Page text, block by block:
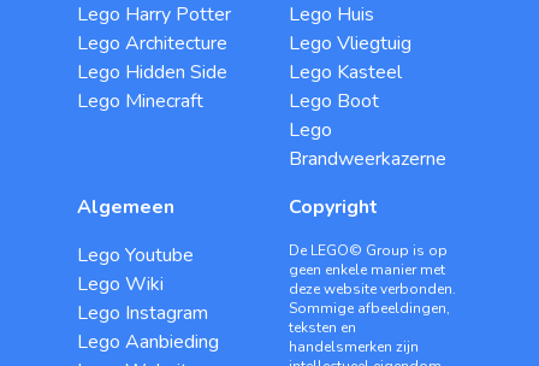
Lego Harry Potter
Lego Architecture
Lego Hidden Side
Lego Minecraft
Lego Huis
Lego Vliegtuig
Lego Kasteel
Lego Boot
Lego
Brandweerkazerne
Algemeen
Lego Youtube
Lego Wiki
Lego Instagram
Lego Aanbieding
Copyright
De LEGO© Group is op
geen enkele manier met
deze website verbonden.
Sommige afbeeldingen,
teksten en
handelsmerken zijn